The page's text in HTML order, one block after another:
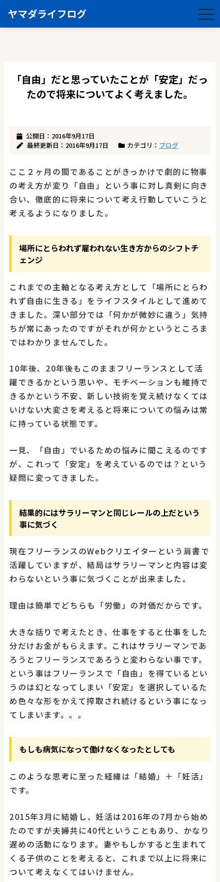
ヤマダライフログ
「自由」だと思っていたことが「安定」だっ
たので将来についてよく考えました。
公開日：2016年9月17日
最終更新日：2016年9月17日
カテゴリ： ブログ
ここ２ヶ月の間であることがきっかけで劇的に物事
の考え方が変り「自由」という事に対し真剣に向き
合い、徹底的に将来について考え行動していこうと
考えるようになりました。
場所にとらわれず雇われない生き方からのシフトチ
ェンジ
これまでの主軸となる考え方として「場所にとらわ
れず自由に生きる」をライフスタイルとして進めて
きました。深い部分では「何かが微妙に違う」気持
ちが常にあったのですがそれが何かというところま
ではわかりませんでした。
10年後、20年後もこのままフリーランスとして活
躍できるかという思いや、モチベーションも維持で
きるかという不安、新しい技術を覚え続けなくては
いけない大変さを考えると将来についての悩みは常
に持っている状態です。
一見、「自由」でいるための悩みに聞こえるのです
が、これって「安定」を考えているのでは？という
疑問に変ってきました。
結果的にはサラリーマンと同じレールの上だという
事に気づく
現在フリーランスのWebクリエイターという肩書で
活躍していますが、結局はサラリーマンと内容は変
わらないという事に気づくことが出来ました。
理由は簡単でどちらも「労働」の対価だからです。
大きな括りで考えたとき、仕事をすると仕事をした
分だけお金がもらえます。これはサラリーマンであ
ろうとフリーランスであろうと変わらない事です。
という事はフリーランスで「自由」を得ているとい
うのは幻となってしまい「安定」を選択しているた
め色々な形をかえて搾取され続けるという事になっ
てしまいます。。。
もしも病気になって働けなくなったとしても
このような思考に至った経緯は「結婚」＋「妊活」
です。
2015年3月に結婚し、妊活は2016年の7月から始め
たのですが夫婦共に40代ということもあり、かなり
遅めの活動になります。妻やもしかすると生まれて
くる子供のことを考えると、これまで以上に将来に
ついて考えなくてはいけません。